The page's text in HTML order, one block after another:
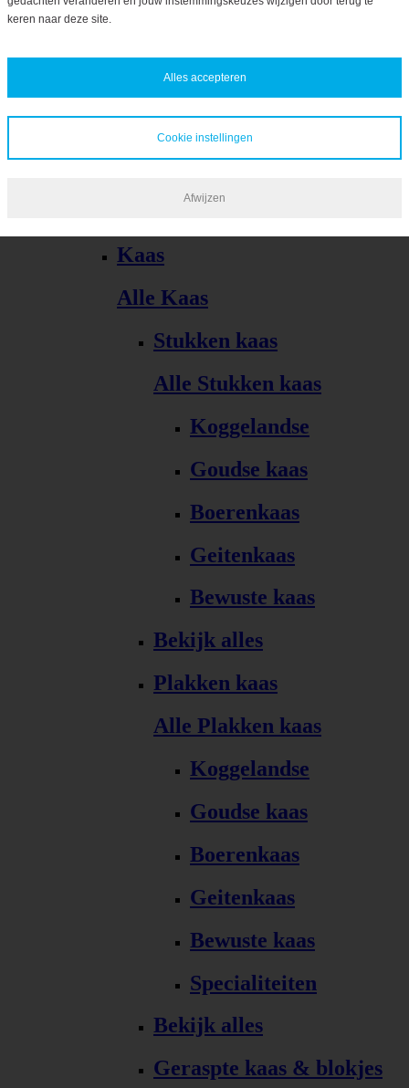
Bekijk alles
Kaas
Alle Kaas
Stukken kaas
Alle Stukken kaas
Koggelandse
Goudse kaas
Boerenkaas
Geitenkaas
Bewuste kaas
Bekijk alles
Plakken kaas
Alle Plakken kaas
Koggelandse
Goudse kaas
Boerenkaas
Geitenkaas
Bewuste kaas
Specialiteiten
Bekijk alles
Geraspte kaas & blokjes
keren naar deze site.
Alles accepteren
Cookie instellingen
Afwijzen